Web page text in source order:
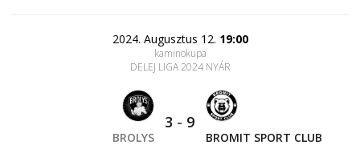
2024. Augusztus 12. 19:00
kaminokupa
DELEJ LIGA 2024 NYÁR
BROLYS
3 - 9
BROMIT SPORT CLUB